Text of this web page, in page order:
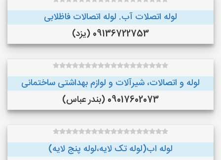
لوله اتصلات آب. لوله اتصالات فاظلابی
09136722753 (یزد)
لوله و اتصالات، شیرآلات و لوازم بهداشتی ساختمانی
09017602073 (بندر عباس)
لوله اب(لوله تک لایه،لوله پنج لایه)